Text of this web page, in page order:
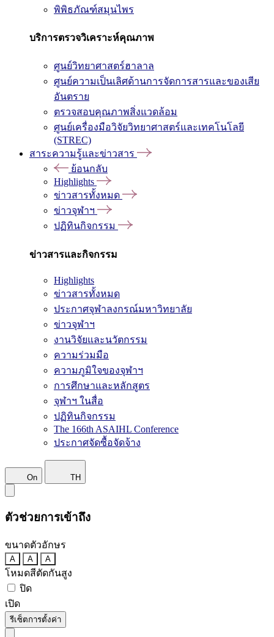
พิพิธภัณฑ์สมุนไพร
บริการตรวจวิเคราะห์คุณภาพ
ศูนย์วิทยาศาสตร์ฮาลาล
ศูนย์ความเป็นเลิศด้านการจัดการสารและของเสีย
อันตราย
ตรวจสอบคุณภาพสิ่งแวดล้อม
ศูนย์เครื่องมือวิจัยวิทยาศาสตร์และเทคโนโลยี
(STREC)
สาระความรู้และข่าวสาร
ย้อนกลับ
Highlights
ข่าวสารทั้งหมด
ข่าวจุฬาฯ
ปฏิทินกิจกรรม
ข่าวสารและกิจกรรม
Highlights
ข่าวสารทั้งหมด
ประกาศจุฬาลงกรณ์มหาวิทยาลัย
ข่าวจุฬาฯ
งานวิจัยและนวัตกรรม
ความร่วมมือ
ความภูมิใจของจุฬาฯ
การศึกษาและหลักสูตร
จุฬาฯ ในสื่อ
ปฏิทินกิจกรรม
The 166th ASAIHL Conference
ประกาศจัดซื้อจัดจ้าง
On TH
ตัวช่วยการเข้าถึง
ขนาดตัวอักษร
A A A
โหมดสีตัดกันสูง
ปิด
เปิด
รีเซ็ตการตั้งค่า